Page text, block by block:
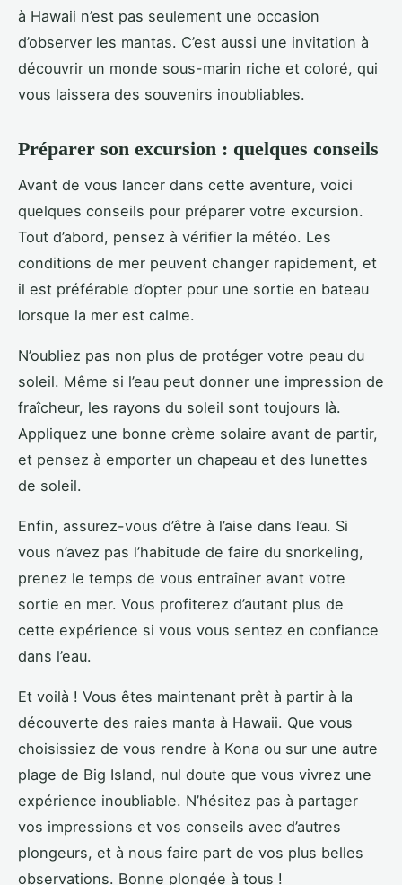
à Hawaii n’est pas seulement une occasion
d’observer les mantas. C’est aussi une invitation à
découvrir un monde sous-marin riche et coloré, qui
vous laissera des souvenirs inoubliables.
Préparer son excursion : quelques conseils
Avant de vous lancer dans cette aventure, voici
quelques conseils pour préparer votre excursion.
Tout d’abord, pensez à vérifier la météo. Les
conditions de mer peuvent changer rapidement, et
il est préférable d’opter pour une sortie en bateau
lorsque la mer est calme.
N’oubliez pas non plus de protéger votre peau du
soleil. Même si l’eau peut donner une impression de
fraîcheur, les rayons du soleil sont toujours là.
Appliquez une bonne crème solaire avant de partir,
et pensez à emporter un chapeau et des lunettes
de soleil.
Enfin, assurez-vous d’être à l’aise dans l’eau. Si
vous n’avez pas l’habitude de faire du snorkeling,
prenez le temps de vous entraîner avant votre
sortie en mer. Vous profiterez d’autant plus de
cette expérience si vous vous sentez en confiance
dans l’eau.
Et voilà ! Vous êtes maintenant prêt à partir à la
découverte des raies manta à Hawaii. Que vous
choisissiez de vous rendre à Kona ou sur une autre
plage de Big Island, nul doute que vous vivrez une
expérience inoubliable. N’hésitez pas à partager
vos impressions et vos conseils avec d’autres
plongeurs, et à nous faire part de vos plus belles
observations. Bonne plongée à tous !